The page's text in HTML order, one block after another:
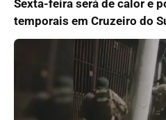
Sexta-feira será de calor e
temporais em Cruzeiro do